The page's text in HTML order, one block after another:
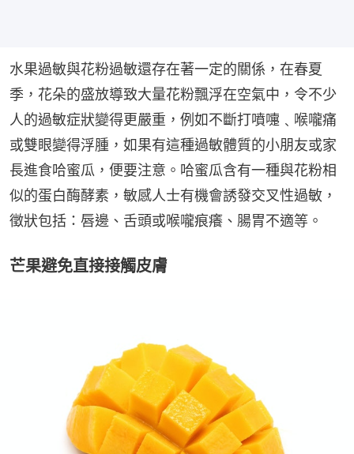
水果過敏與花粉過敏還存在著一定的關係，在春夏
季，花朵的盛放導致大量花粉飄浮在空氣中，令不少
人的過敏症狀變得更嚴重，例如不斷打噴嚏﹑喉嚨痛
或雙眼變得浮腫，如果有這種過敏體質的小朋友或家
長進食哈蜜瓜，便要注意。哈蜜瓜含有一種與花粉相
似的蛋白酶酵素，敏感人士有機會誘發交叉性過敏，
徵狀包括：唇邊、舌頭或喉嚨痕癢、腸胃不適等。
芒果避免直接接觸皮膚